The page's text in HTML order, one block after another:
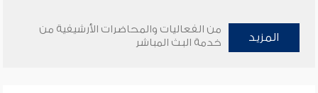
المزيد
من الفعاليات والمحاضرات الأرشيفية من
خدمة البث المباشر